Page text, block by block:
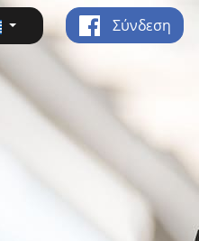
Σύνδεση